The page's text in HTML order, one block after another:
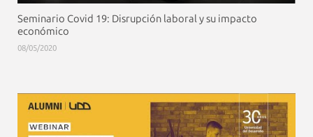
Seminario Covid 19: Disrupción laboral y su impacto
económico
08/05/2020